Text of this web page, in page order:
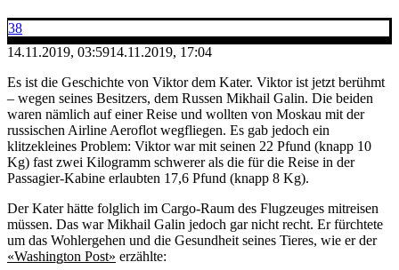
38
14.11.2019, 03:5914.11.2019, 17:04
Es ist die Geschichte von Viktor dem Kater. Viktor ist jetzt berühmt
– wegen seines Besitzers, dem Russen Mikhail Galin. Die beiden
waren nämlich auf einer Reise und wollten von Moskau mit der
russischen Airline Aeroflot wegfliegen. Es gab jedoch ein
klitzekleines Problem: Viktor war mit seinen 22 Pfund (knapp 10
Kg) fast zwei Kilogramm schwerer als die für die Reise in der
Passagier-Kabine erlaubten 17,6 Pfund (knapp 8 Kg).
Der Kater hätte folglich im Cargo-Raum des Flugzeuges mitreisen
müssen. Das war Mikhail Galin jedoch gar nicht recht. Er fürchtete
um das Wohlergehen und die Gesundheit seines Tieres, wie er der
«Washington Post» erzählte: